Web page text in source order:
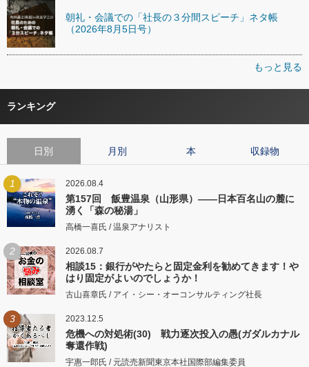
朝礼・会議での「社長の３分間スピーチ」ネタ帳
（2026年8月5日号）
もっと見る
ランキング
日別 月別 本 収録物
1 2026.08.4
第157回 飯豊温泉（山形県）――日本百名山の麓に
湧く「森の秘湯」
高橋一喜氏 / 温泉アナリスト
2 2026.08.7
相談15：銀行がやたらと固定金利を勧めてきます！や
はり固定がよいのでしょうか！
古山喜章氏 / アイ・シー・オーコンサルティング社長
3 2023.12.5
危機への対処術(30) 戦力逐次投入の愚(ガダルカナル
奪還作戦)
宇惠一郎氏 / 元読売新聞東京本社国際部編集委員